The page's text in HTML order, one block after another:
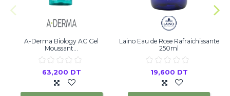
A-Derma Biology AC Gel
Moussant...
63,200 DT
Laino Eau de Rose Rafraichissante
250ml
19,600 DT